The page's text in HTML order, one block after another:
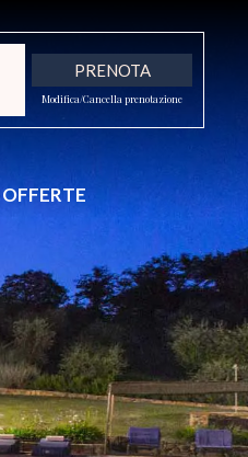
OFFERTE
PRENOTA
Modifica/Cancella prenotazione